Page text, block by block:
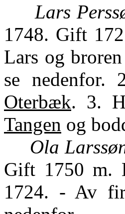
Lars
1748. Gift
Lars og
se nedenfor.
Oterbæk. 3.
Tangen og
Ola
Gift 1750 m.
1724. - Av